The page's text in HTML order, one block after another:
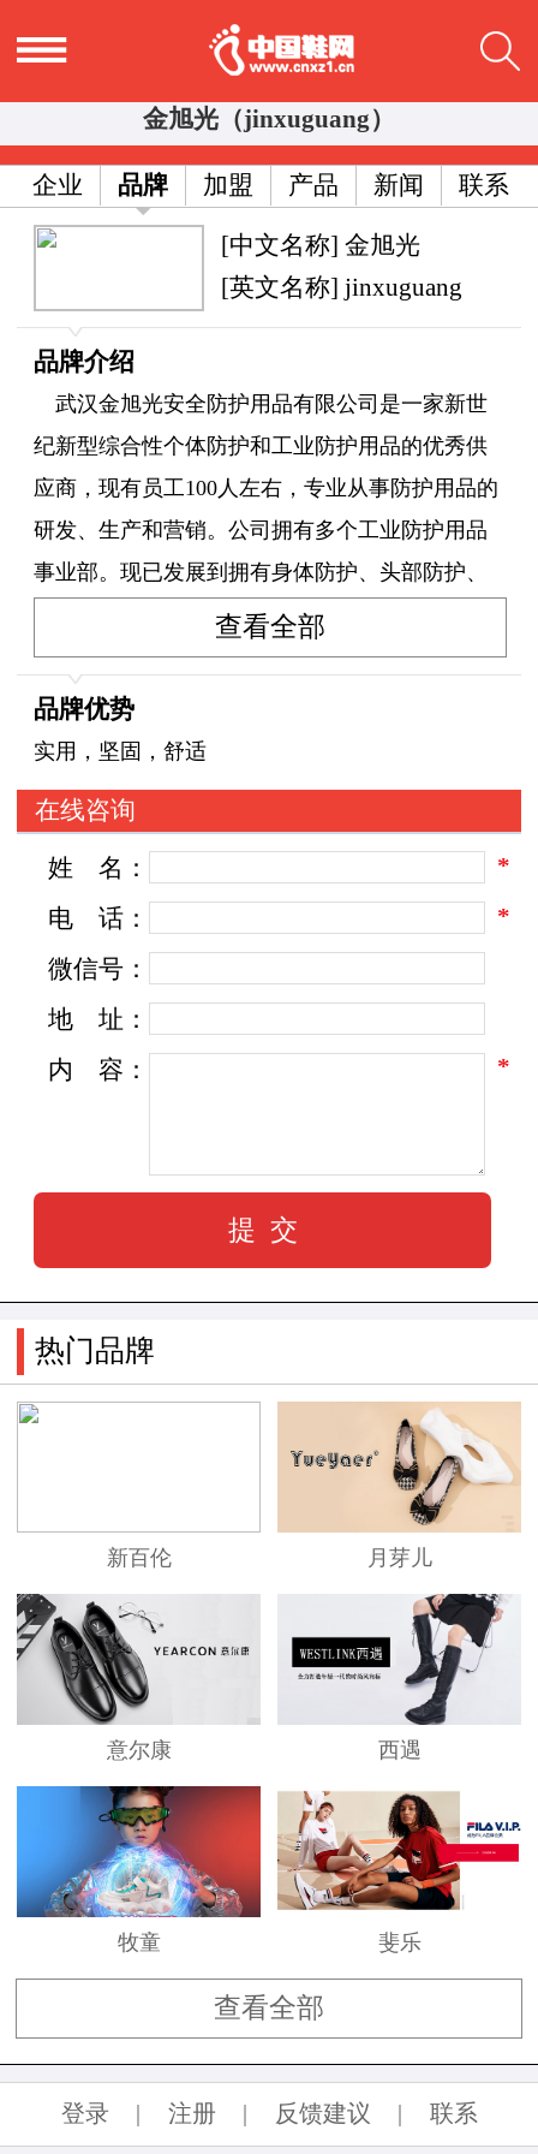
金旭光（jinxuguang）
企业 品牌 加盟 产品 新闻 联系
[中文名称] 金旭光
[英文名称] jinxuguang
品牌介绍
武汉金旭光安全防护用品有限公司是一家新世
纪新型综合性个体防护和工业防护用品的优秀供
应商，现有员工100人左右，专业从事防护用品的
研发、生产和营销。公司拥有多个工业防护用品
事业部。现已发展到拥有身体防护、头部防护、
手部防护于一体的多条现代化生产线。公司本
着“以人为本”倡导“以质量求生存、以管理促销
售、以信誉待客户”的销售宗旨，迅速崛起于中国
防护业。
售体系，质量体系，服务体系，是我们不懈的追
求，我们愿与相关行业的公司企业建立良好的合
作关系，共同拓展市场。
查看全部
品牌优势
实用，坚固，舒适
在线咨询
姓
名：
*
电
话：
*
微信号：
地
址：
内
容： *
热门品牌
新百伦 月芽儿
意尔康 西遇
牧童 斐乐
查看全部
登录 注册 反馈建议 联系